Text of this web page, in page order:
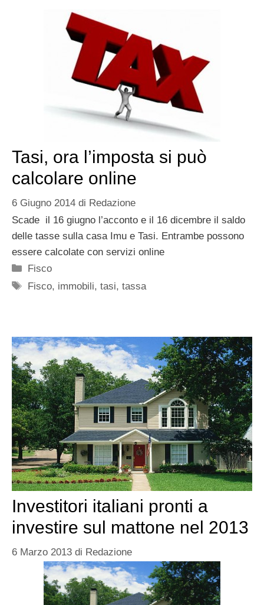
Tasi, ora l’imposta si può
calcolare online
6 Giugno 2014 di Redazione
Scade il 16 giugno l’acconto e il 16 dicembre il saldo
delle tasse sulla casa Imu e Tasi. Entrambe possono
essere calcolate con servizi online
Categorie
Fisco
Tag
Fisco, immobili,tasi,tassa
Investitori italiani pronti a
investire sul mattone nel 2013
6 Marzo 2013 di Redazione